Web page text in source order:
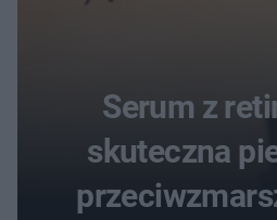
Serum z
skuteczna